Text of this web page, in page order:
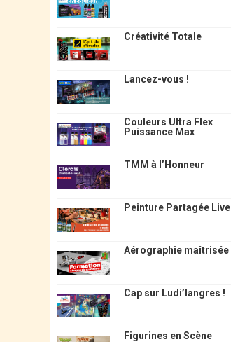
Créativité Totale
Lancez-vous !
Couleurs Ultra Flex
Puissance Max
TMM à l’Honneur
Peinture Partagée Live
Aérographie maîtrisée
Cap sur Ludi’langres !
Figurines en Scène